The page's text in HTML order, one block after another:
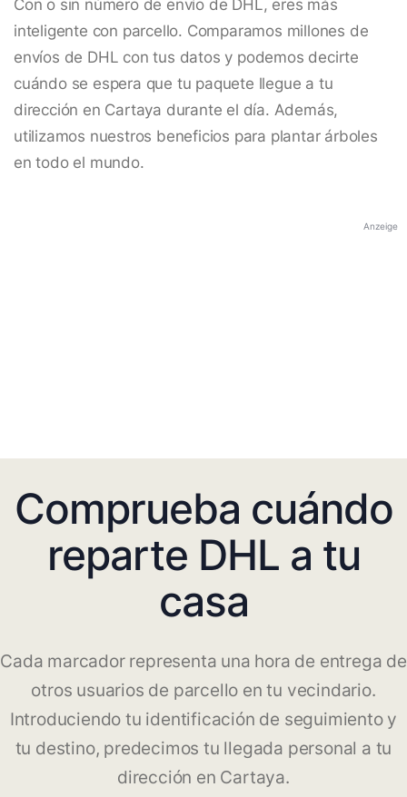
Con o sin número de envío de DHL, eres más
inteligente con parcello. Comparamos millones de
envíos de DHL con tus datos y podemos decirte
cuándo se espera que tu paquete llegue a tu
dirección en Cartaya durante el día. Además,
utilizamos nuestros beneficios para plantar árboles
en todo el mundo.
Anzeige
Comprueba cuándo
reparte DHL a tu
casa
Cada marcador representa una hora de entrega de
otros usuarios de parcello en tu vecindario.
Introduciendo tu identificación de seguimiento y
tu destino, predecimos tu llegada personal a tu
dirección en Cartaya.